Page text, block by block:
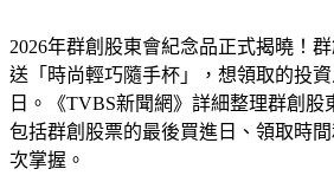
2026年群創股東會紀念品正式揭曉！
送「時尚輕巧隨手杯」，想領取的投
日。《TVBS新聞網》詳細整理群創股
包括群創股票的最後買進日、領取時間